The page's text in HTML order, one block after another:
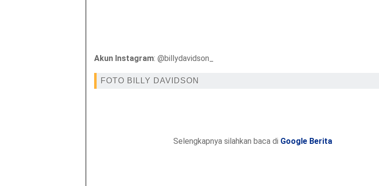
Akun Instagram: @billydavidson_
FOTO BILLY DAVIDSON
Selengkapnya silahkan baca di Google Berita